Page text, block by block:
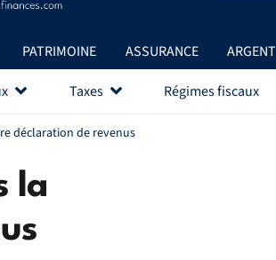
PATRIMOINE ASSURANCE ARGENT
Taxes Régimes fiscaux
déclaration de revenus
la